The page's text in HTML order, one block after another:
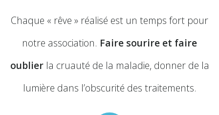
Chaque « rêve » réalisé est un temps fort pour
notre association. Faire sourire et faire
oublierla cruauté de la maladie, donner de la
lumière dans l’obscurité des traitements.